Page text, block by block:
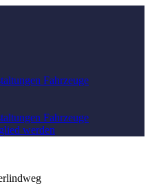
Fahrzeuge
Fahrzeuge
werden